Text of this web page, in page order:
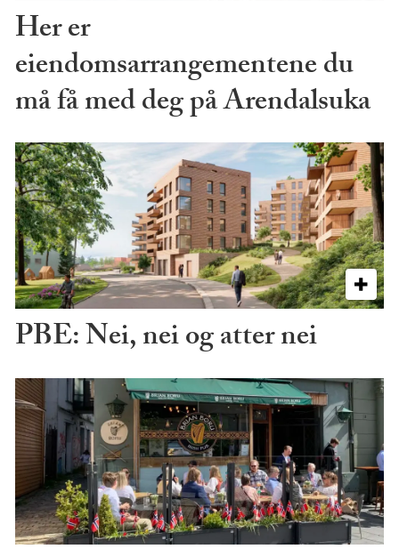
Her er
eiendomsarrangementene du
må få med deg på Arendalsuka
PBE: Nei, nei og atter nei